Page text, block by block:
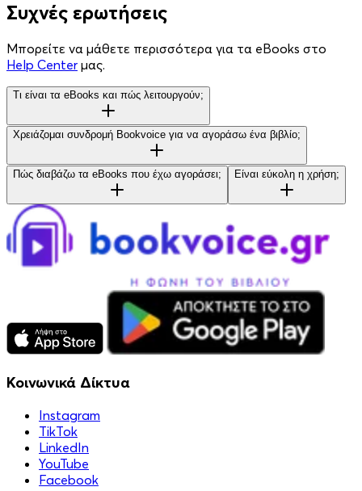
Συχνές ερωτήσεις
Μπορείτε να μάθετε περισσότερα για τα eBooks στο
Help Center μας.
Τι είναι τα eBooks και πώς λειτουργούν;
Χρειάζομαι συνδρομή Bookvoice για να αγοράσω ένα βιβλίο;
Πώς διαβάζω τα eBooks που έχω αγοράσει; Είναι εύκολη η χρήση;
Κοινωνικά Δίκτυα
Instagram
TikTok
LinkedIn
YouTube
Facebook